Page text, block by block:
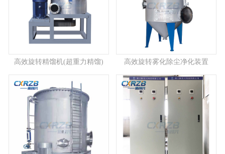
高效旋转精馏机(超重力精馏) 高效旋转雾化除尘净化装置